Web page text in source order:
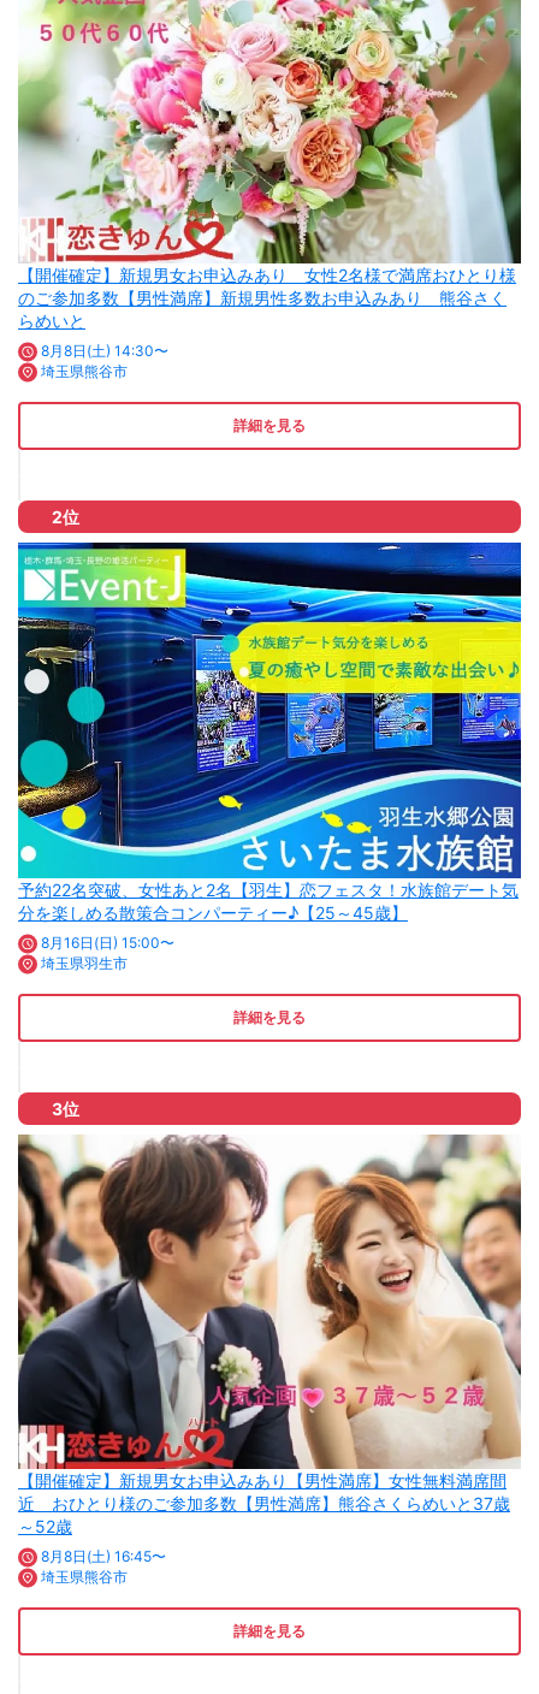
【開催確定】新規男女お申込みあり 女性2名様で満席おひとり様
のご参加多数【男性満席】新規男性多数お申込みあり 熊谷さく
らめいと
8月8日(土) 14:30〜
埼玉県熊谷市
詳細を見る
2位
予約22名突破、女性あと2名【羽生】恋フェスタ！水族館デート気
分を楽しめる散策合コンパーティー♪【25～45歳】
8月16日(日) 15:00〜
埼玉県羽生市
詳細を見る
3位
【開催確定】新規男女お申込みあり【男性満席】女性無料満席間
近 おひとり様のご参加多数【男性満席】熊谷さくらめいと37歳
～52歳
8月8日(土) 16:45〜
埼玉県熊谷市
詳細を見る